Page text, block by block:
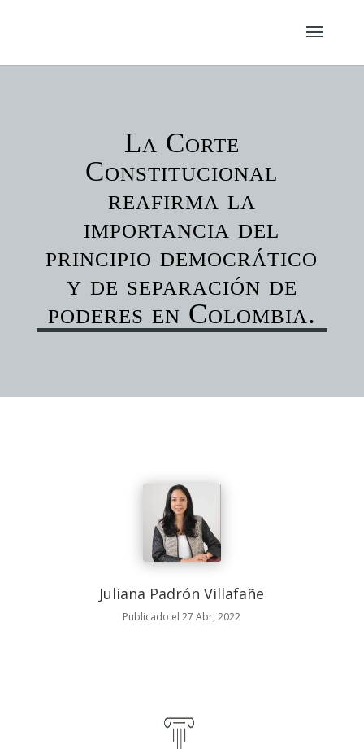
La Corte
Constitucional
reafirma la
importancia del
principio democrático
y de separación de
poderes en Colombia.
Juliana Padrón Villafañe
Publicado el 27 Abr, 2022